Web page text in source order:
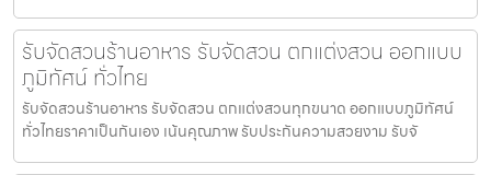
รับจัดสวนร้านอาหาร รับจัดสวน ตกแต่งสวน ออกแบบ
ภูมิทัศน์ ทั่วไทย
รับจัดสวนร้านอาหาร รับจัดสวน ตกแต่งสวนทุกขนาด ออกแบบภูมิทัศน์
ทั่วไทยราคาเป็นกันเอง เน้นคุณภาพ รับประกันความสวยงาม รับจั